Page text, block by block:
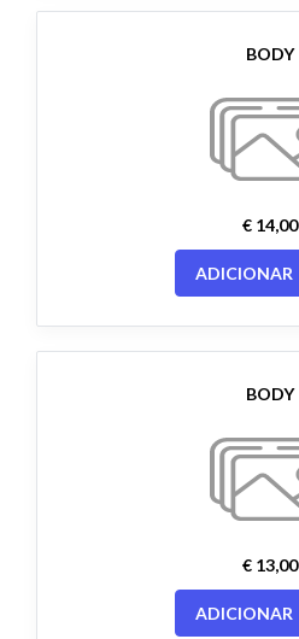
BODY
€ 14,00
ADICIONAR
BODY
€ 13,00
ADICIONAR